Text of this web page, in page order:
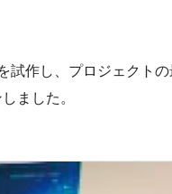
試作し、プロジェクトの
ました。